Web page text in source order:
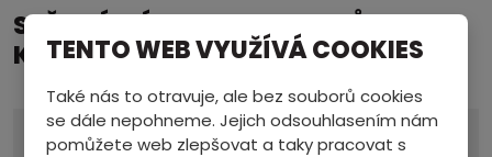
SBĚRNÁ MÍSTA AUTOVRAKŮ A
KONTAKTY
Provozovna a sídlo
TENTO WEB VYUŽÍVÁ COOKIES
Také nás to otravuje, ale bez souborů cookies
se dále nepohneme. Jejich odsouhlasením nám
pomůžete web zlepšovat a taky pracovat s